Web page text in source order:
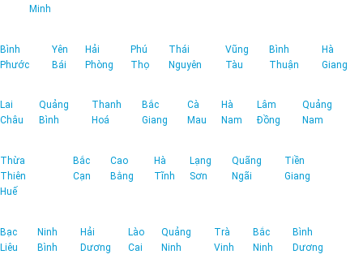
Minh
Bình
Phước
Yên
Bái
Hải
Phòng
Phú
Thọ
Thái
Nguyên
Vũng
Tàu
Bình
Thuận
Hà
Giang
Lai
Châu
Quảng
Bình
Thanh
Hoá
Bắc
Giang
Cà
Mau
Hà
Nam
Lâm
Đồng
Quảng
Nam
Thừa
Thiên
Huế
Bắc
Cạn
Cao
Bằng
Hà
Tĩnh
Lạng
Sơn
Quãng
Ngãi
Tiền
Giang
Bạc
Liêu
Ninh
Bình
Hải
Dương
Lào
Cai
Quảng
Ninh
Trà
Vinh
Bắc
Ninh
Bình
Dương